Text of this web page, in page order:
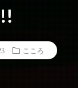
こころ